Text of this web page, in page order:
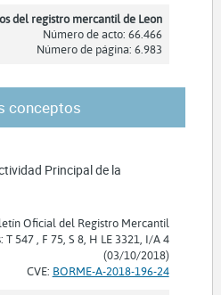
del registro mercantil de Leon
Número de acto: 66.466
Número de página: 6.983
conceptos
Principal de la
Oficial del Registro Mercantil
T 547 , F 75, S 8, H LE 3321, I/A 4
(03/10/2018)
CVE: BORME-A-2018-196-24